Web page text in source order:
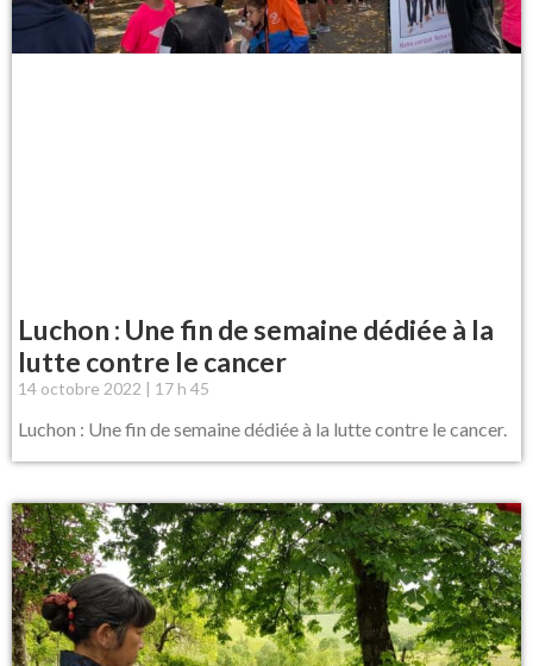
Luchon : Une fin de semaine dédiée à la
lutte contre le cancer
14 octobre 2022 17 h 45
Luchon : Une fin de semaine dédiée à la lutte contre le cancer.